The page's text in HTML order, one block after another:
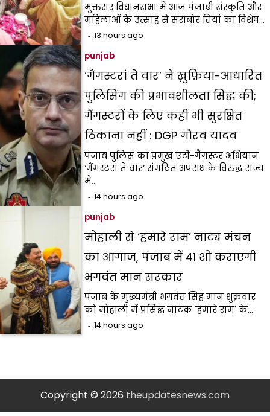
मुक्तसर विधानसभा में आज पंजाबी संस्कृति और
महिलाओं के उत्साह से सराबोर तियां का विशेष…
13 hours ago
punjab
‘गैंगस्टरां ते वार’ ने ख़ुफ़िया-आधारित
पुलिसिंग की प्रभावशीलता सिद्ध की;
गैंगस्टरों के लिए कहीं भी सुरक्षित
ठिकाना नहीं : DGP गौरव यादव
पंजाब पुलिस का प्रमुख एंटी-गैंगस्टर अभियान
‘गैंगस्टरां ते वार’ संगठित अपराध के विरुद्ध राज्य
में…
14 hours ago
punjab
मोहाली से ‘हमारे राम’ नाट्य मंचन
का आगाज, पंजाब में 41 शो कराएगी
भगवंत मान सरकार
पंजाब के मुख्यमंत्री भगवंत सिंह मान शुक्रवार
को मोहाली में प्रसिद्ध नाटक 'हमारे राम' के…
14 hours ago
Copyright © 2026 theupdatesnews.com